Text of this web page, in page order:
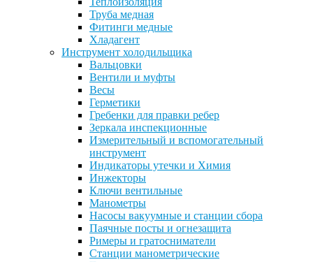
Труба медная
Фитинги медные
Хладагент
Инструмент холодильщика
Вальцовки
Вентили и муфты
Весы
Герметики
Гребенки для правки ребер
Зеркала инспекционные
Измерительный и вспомогательный
инструмент
Индикаторы утечки и Химия
Инжекторы
Ключи вентильные
Манометры
Насосы вакуумные и станции сбора
Паячные посты и огнезащита
Римеры и гратосниматели
Станции манометрические